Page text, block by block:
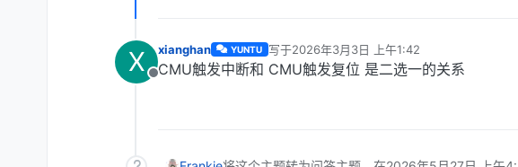
X
离线
xianghan YUNTU 写于2026年3月3日 上午1:42
最后由 编辑
CMU触发中断和 CMU触发复位 是二选一的关系